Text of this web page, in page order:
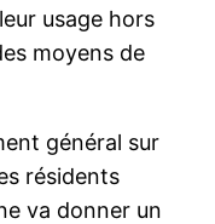
usage hors
moyens de
général sur
résidents
va donner un